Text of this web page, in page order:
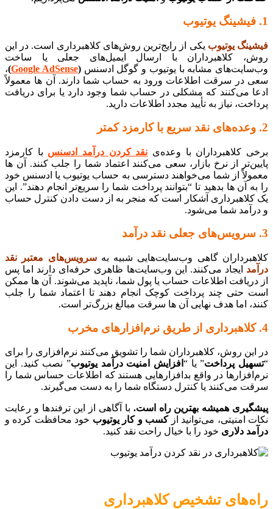
1. فیشینگ یوتیوب
فیشینگ یوتیوب یکی از رایج‌ترین روش‌های کلاهبرداری است. در این
روش، کلاهبرداران با ارسال ایمیل‌های جعلی یا ساخت
وب‌سایت‌های مشابه با یوتیوب و گوگل ادسنس(
Google AdSense
)،
سعی در سرقت اطلاعات ورود به حساب شما دارند. آن ها معمولاً
ادعا می‌کنند که مشکلی در حساب شما وجود دارد یا برای دریافت
پرداخت، نیاز به تأیید مجدد اطلاعات دارید.
2. وعده‌های نقد سریع با کارمزد کمتر
برخی کلاهبرداران با وعده‌ی نقد کردن درآمد ادسنس با کارمزد
پایین‌تر از نرخ بازار، سعی می‌کنند اعتماد شما را جلب کنند. آن ها
معمولاً از شما می‌خواهند دسترسی به حساب یوتیوب یا ادسنس خود
را به آن ها بدهید تا “بتوانند پرداخت شما را سریع‌تر انجام دهند”. این
یک کلاهبرداری آشکار است که منجر به از دست دادن کنترل حساب
و درآمد شما می‌شود.
3. سرویس‌های جعلی نقد درآمد
کلاهبرداران گاهی وب‌سایت‌هایی شبیه بهسرویس‌های معتبر نقد
درآمد ایجاد می‌کنند. این وب‌سایت‌ها ظاهری حرفه‌ای دارند اما پس
از دریافت اطلاعات حساب یا پول شما، ناپدید می‌شوند. آن ها ممکن
است حتی چند پرداخت کوچک انجام دهند تا اعتماد شما را جلب
کنند، اما هدف نهایی آن ها سرقت مبالغ بزرگ‌تر است.
4. کلاهبرداری از طریق نرم‌افزارهای مخرب
در این روش، کلاهبرداران شما را تشویق می‌کنند نرم‌افزاری را برای
“تسهیل پرداخت” یا “ افزایش امنیت درآمد یوتیوب” نصب کنید. این
نرم‌افزارها در واقع بدافزارهایی هستند که اطلاعات حساس شما را
سرقت می‌کنند یا کنترل دستگاه شما را به دست می‌گیرند.
پیشگیری همیشه بهترین راه است. با آگاهی از این ترفندها و رعایت
نکات امنیتی، می‌توانید ازکسب و کار یوتیوب خود محافظت کرده و
درآمد دلاری خود را با خیال راحت نقد کنید.
راه‌های تشخیص کلاهبرداری